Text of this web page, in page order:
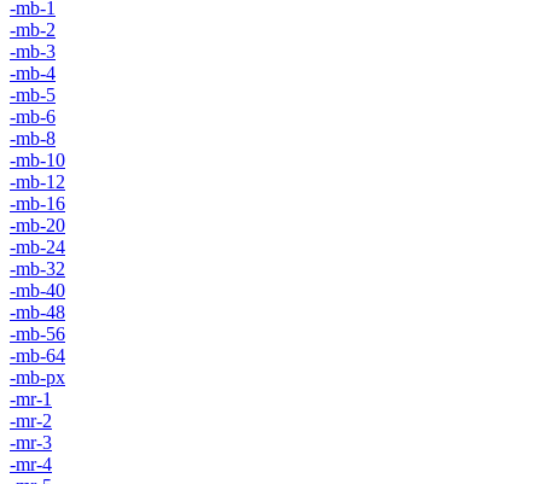
-mb-1
-mb-2
-mb-3
-mb-4
-mb-5
-mb-6
-mb-8
-mb-10
-mb-12
-mb-16
-mb-20
-mb-24
-mb-32
-mb-40
-mb-48
-mb-56
-mb-64
-mb-px
-mr-1
-mr-2
-mr-3
-mr-4